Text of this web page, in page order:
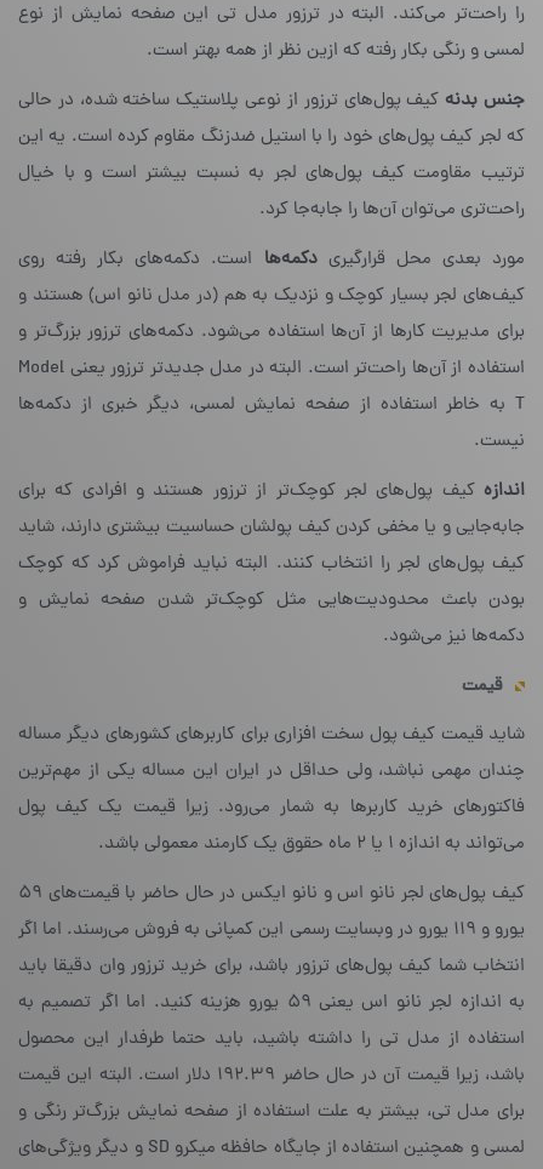
را راحت‌تر می‌کند. البته در ترزور مدل تی این صفحه نمایش از نوع
لمسی و رنگی بکار رفته که ازین نظر از همه بهتر است.
جنس بدنه کیف پول‌های ترزور از نوعی پلاستیک ساخته شده، در حالی
که لجر کیف پول‌های خود را با استیل ضدزنگ مقاوم کرده است. یه این
ترتیب مقاومت کیف پول‌های لجر به نسبت بیشتر است و با خیال
راحت‌تری می‌توان آن‌ها را جابه‌جا کرد.
مورد بعدی محل قرارگیریدکمهها است. دکمه‌های بکار رفته روی
کیف‌های لجر بسیار کوچک و نزدیک به هم (در مدل نانو اس) هستند و
برای مدیریت کارها از آن‌ها استفاده می‌شود. دکمه‌های ترزور بزرگ‌تر و
استفاده از آن‌ها راحت‌تر است. البته در مدل جدیدتر ترزور یعنی Model
T‌ به خاطر استفاده از صفحه نمایش لمسی، دیگر خبری از دکمه‌ها
نیست.
اندازه کیف پول‌های لجر کوچک‌تر از ترزور هستند و افرادی که برای
جابه‌جایی و یا مخفی کردن کیف پولشان حساسیت بیشتری دارند، شاید
کیف پول‌های لجر را انتخاب کنند. البته نباید فراموش کرد که کوچک
بودن باعث محدودیت‌هایی مثل کوچک‌تر شدن صفحه نمایش و
دکمه‌ها نیز می‌شود.
قیمت
شاید قیمت کیف پول‌ سخت افزاری برای کاربرهای کشورهای دیگر مساله
چندان مهمی نباشد، ولی حداقل در ایران این مساله یکی از مهم‌ترین
فاکتورهای خرید کاربرها به شمار می‌رود. زیرا قیمت یک کیف پول
می‌تواند به اندازه ۱ یا ۲ ماه حقوق یک کارمند معمولی باشد.
کیف پول‌های لجر نانو اس و نانو ایکس در حال حاضر با قیمت‌های ۵۹
یورو و ۱۱۹ یورو در وبسایت رسمی این کمپانی به فروش می‌رسند. اما اگر
انتخاب شما کیف پول‌های ترزور باشد، برای خرید ترزور وان دقیقا باید
به اندازه لجر نانو اس یعنی ۵۹ یورو هزینه کنید. اما اگر تصمیم به
استفاده از مدل تی را داشته باشید، باید حتما طرفدار این محصول
باشد، زیرا قیمت آن در حال حاضر ۱۹۲.۳۹ دلار است. البته این قیمت
برای مدل تی، بیشتر به علت استفاده از صفحه نمایش بزرگ‌تر رنگی و
لمسی و همچنین استفاده از جایگاه حافظه میکرو‌ SD‌ و دیگر ویژگی‌های